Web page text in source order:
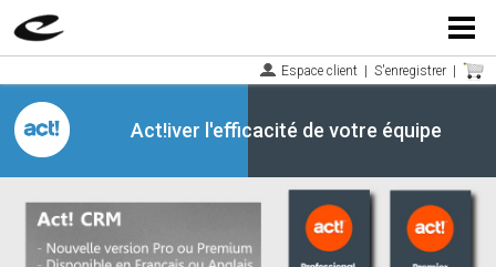
Menu
Espace client S'enregistrer
Act!iver l'efficacité de votre équipe